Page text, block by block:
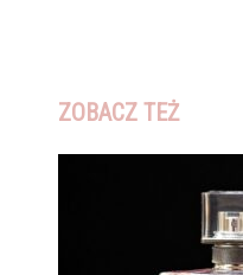
ZOBACZ TEŻ